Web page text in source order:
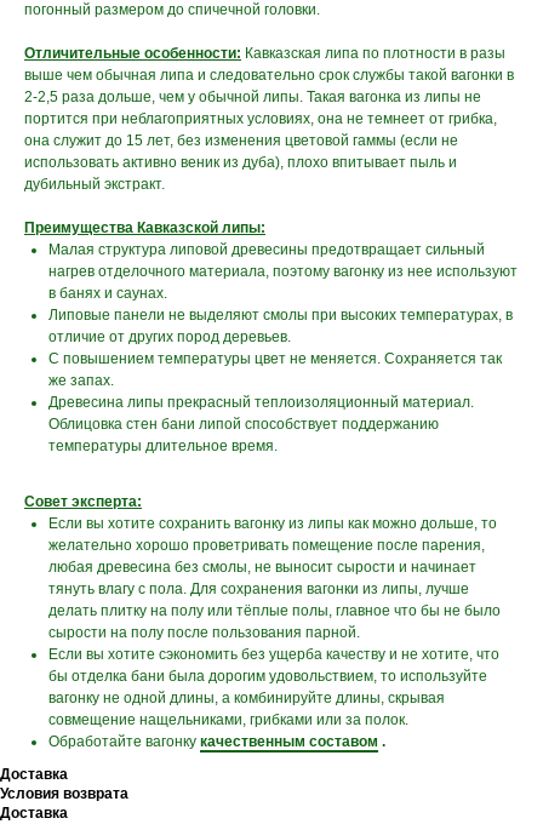
погонный размером до спичечной головки.
Отличительные особенности: Кавказская липа по плотности в разы
выше чем обычная липа и следовательно срок службы такой вагонки в
2-2,5 раза дольше, чем у обычной липы. Такая вагонка из липы не
портится при неблагоприятных условиях, она не темнеет от грибка,
она служит до 15 лет, без изменения цветовой гаммы (если не
использовать активно веник из дуба), плохо впитывает пыль и
дубильный экстракт.
Преимущества Кавказской липы:
Малая структура липовой древесины предотвращает сильный
нагрев отделочного материала, поэтому вагонку из нее используют
в банях и саунах.
Липовые панели не выделяют смолы при высоких температурах, в
отличие от других пород деревьев.
С повышением температуры цвет не меняется. Сохраняется так
же запах.
Древесина липы прекрасный теплоизоляционный материал.
Облицовка стен бани липой способствует поддержанию
температуры длительное время.
Совет эксперта:
Если вы хотите сохранить вагонку из липы как можно дольше, то
желательно хорошо проветривать помещение после парения,
любая древесина без смолы, не выносит сырости и начинает
тянуть влагу с пола. Для сохранения вагонки из липы, лучше
делать плитку на полу или тёплые полы, главное что бы не было
сырости на полу после пользования парной.
Если вы хотите сэкономить без ущерба качеству и не хотите, что
бы отделка бани была дорогим удовольствием, то используйте
вагонку не одной длины, а комбинируйте длины, скрывая
совмещение нащельниками, грибками или за полок.
Обработайте вагонку качественным составом .
Доставка
Условия возврата
Доставка